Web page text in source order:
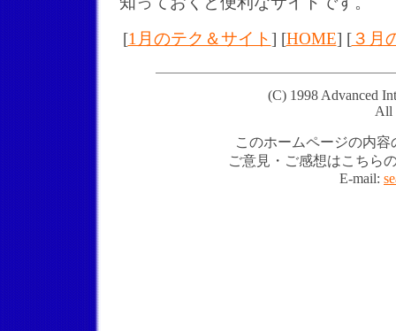
[1月のテク＆サイト ] [HOME] [３月
(C) 1998 Advanced
All
このホームページの内
ご意見・ご感想はこちら
E-mail: